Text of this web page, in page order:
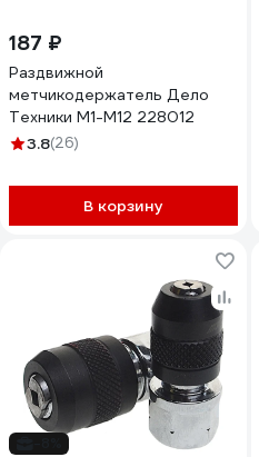
187 ₽
Раздвижной
метчикодержатель Дело
Техники М1-M12 228012
3.8(26)
В корзину